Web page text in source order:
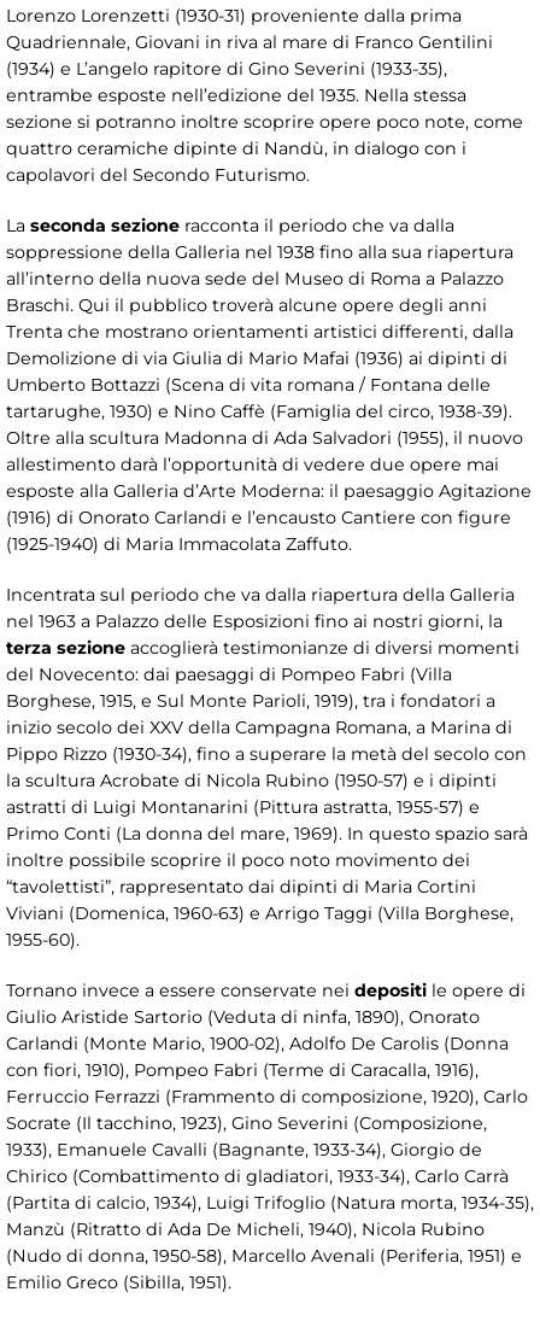
Lorenzo Lorenzetti (1930-31) proveniente dalla prima
Quadriennale, Giovani in riva al mare di Franco Gentilini
(1934) e L’angelo rapitore di Gino Severini (1933-35),
entrambe esposte nell’edizione del 1935. Nella stessa
sezione si potranno inoltre scoprire opere poco note, come
quattro ceramiche dipinte di Nandù, in dialogo con i
capolavori del Secondo Futurismo.
La seconda sezione racconta il periodo che va dalla
soppressione della Galleria nel 1938 fino alla sua riapertura
all’interno della nuova sede del Museo di Roma a Palazzo
Braschi. Qui il pubblico troverà alcune opere degli anni
Trenta che mostrano orientamenti artistici differenti, dalla
Demolizione di via Giulia di Mario Mafai (1936) ai dipinti di
Umberto Bottazzi (Scena di vita romana / Fontana delle
tartarughe, 1930) e Nino Caffè (Famiglia del circo, 1938-39).
Oltre alla scultura Madonna di Ada Salvadori (1955), il nuovo
allestimento darà l’opportunità di vedere due opere mai
esposte alla Galleria d’Arte Moderna: il paesaggio Agitazione
(1916) di Onorato Carlandi e l’encausto Cantiere con figure
(1925-1940) di Maria Immacolata Zaffuto.
Incentrata sul periodo che va dalla riapertura della Galleria
nel 1963 a Palazzo delle Esposizioni fino ai nostri giorni, la
terza sezione accoglierà testimonianze di diversi momenti
del Novecento: dai paesaggi di Pompeo Fabri (Villa
Borghese, 1915, e Sul Monte Parioli, 1919), tra i fondatori a
inizio secolo dei XXV della Campagna Romana, a Marina di
Pippo Rizzo (1930-34), fino a superare la metà del secolo con
la scultura Acrobate di Nicola Rubino (1950-57) e i dipinti
astratti di Luigi Montanarini (Pittura astratta, 1955-57) e
Primo Conti (La donna del mare, 1969). In questo spazio sarà
inoltre possibile scoprire il poco noto movimento dei
“tavolettisti”, rappresentato dai dipinti di Maria Cortini
Viviani (Domenica, 1960-63) e Arrigo Taggi (Villa Borghese,
1955-60).
Tornano invece a essere conservate nei depositi le opere di
Giulio Aristide Sartorio (Veduta di ninfa, 1890), Onorato
Carlandi (Monte Mario, 1900-02), Adolfo De Carolis (Donna
con fiori, 1910), Pompeo Fabri (Terme di Caracalla, 1916),
Ferruccio Ferrazzi (Frammento di composizione, 1920), Carlo
Socrate (Il tacchino, 1923), Gino Severini (Composizione,
1933), Emanuele Cavalli (Bagnante, 1933-34), Giorgio de
Chirico (Combattimento di gladiatori, 1933-34), Carlo Carrà
(Partita di calcio, 1934), Luigi Trifoglio (Natura morta, 1934-35),
Manzù (Ritratto di Ada De Micheli, 1940), Nicola Rubino
(Nudo di donna, 1950-58), Marcello Avenali (Periferia, 1951) e
Emilio Greco (Sibilla, 1951).